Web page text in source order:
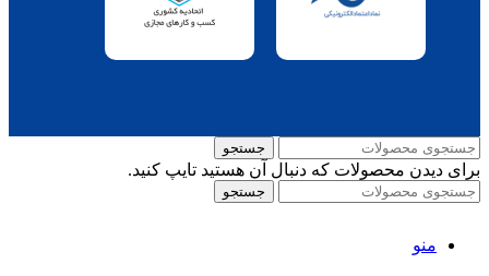
جستجو
برای دیدن محصولات که دنبال آن هستید تایپ کنید.
جستجو
منو